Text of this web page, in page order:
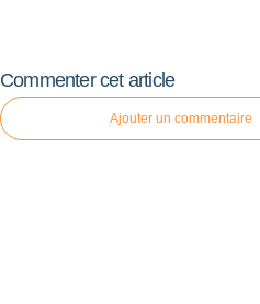
Commenter cet article
Ajouter un commentaire